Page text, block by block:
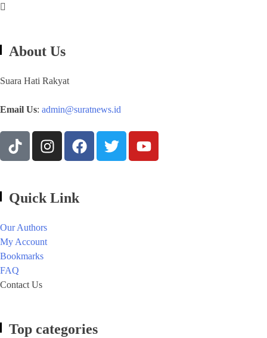
About Us
Suara Hati Rakyat
Email Us: admin@suratnews.id
Quick Link
Our Authors
My Account
Bookmarks
FAQ
Contact Us
Top categories